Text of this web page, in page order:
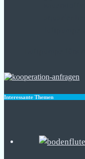
Interessante Themen